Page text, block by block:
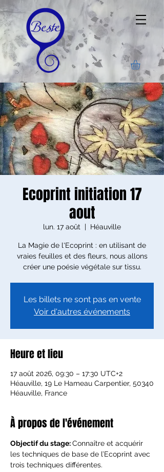
Ecoprint initiation 17
aout
lun. 17 août
  |
Héauville
La Magie de l'Ecoprint : en utilisant de
vraies feuilles et des fleurs, nous allons
créer une poésie végétale sur tissu.
Les billets ne sont pas en vente
Voir d'autres événements
Heure et lieu
17 août 2026, 09:30 – 17:30 UTC+2
Héauville, 19 Le Hameau Carpentier, 50340
Héauville, France
À propos de l'événement
Objectif du stage: Connaître et acquérir
les techniques de base de l’Ecoprint avec
trois techniques différentes.